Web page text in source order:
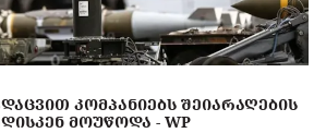
ᲙᲝᲛᲞᲐᲜᲘᲔᲑᲡ ᲨᲔᲘᲐᲠᲐᲦᲔᲑᲘᲡ
ᲛᲝᲣᲬᲝᲓᲐ - WP